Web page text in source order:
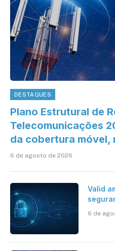
DESTAQUES
Plano Estrutural de
Telecomunicações
da cobertura móvel,
6 de agosto de 2026
Valid
6 de